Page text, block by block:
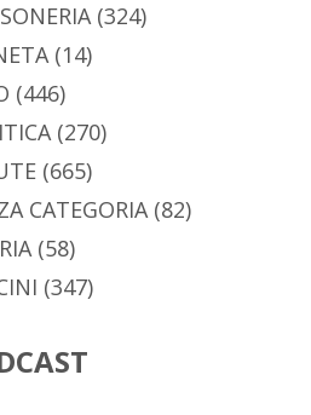
(324)
(14)
(446)
(270)
(665)
CATEGORIA(82)
(58)
(347)